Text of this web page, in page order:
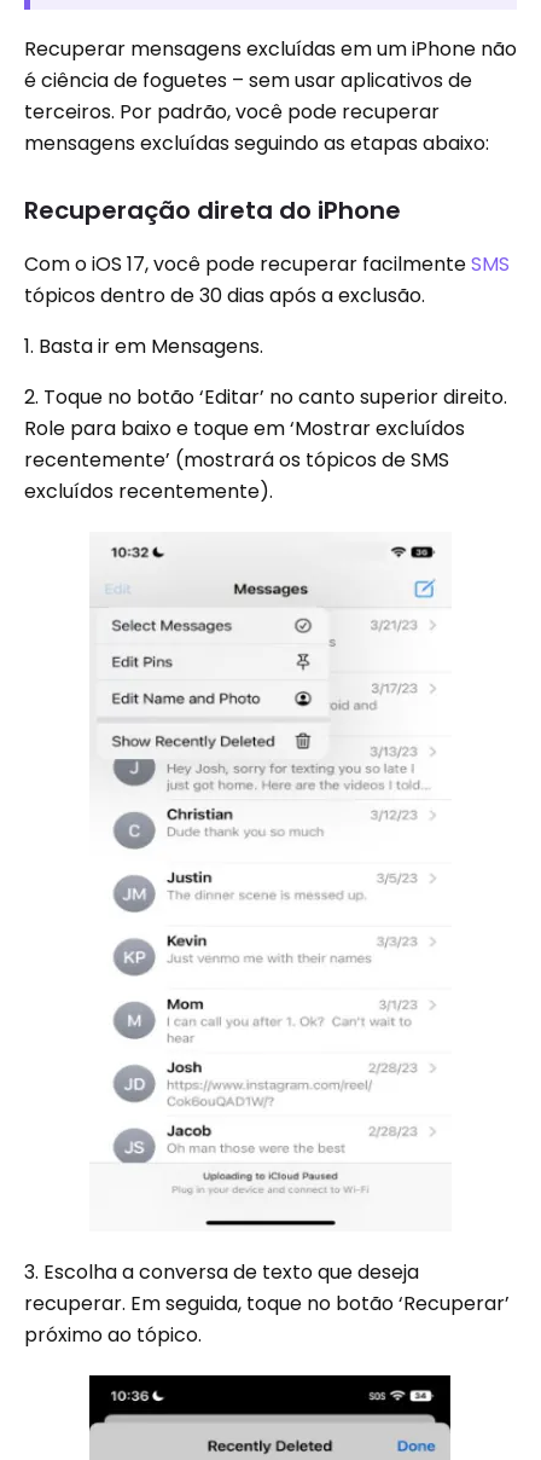
Recuperar mensagens excluídas em um iPhone não
é ciência de foguetes – sem usar aplicativos de
terceiros. Por padrão, você pode recuperar
mensagens excluídas seguindo as etapas abaixo:
Recuperação direta do iPhone
Com o iOS 17, você pode recuperar facilmenteSMS
tópicos dentro de 30 dias após a exclusão.
1. Basta ir em Mensagens.
2. Toque no botão ‘Editar’ no canto superior direito.
Role para baixo e toque em ‘Mostrar excluídos
recentemente’ (mostrará os tópicos de SMS
excluídos recentemente).
3. Escolha a conversa de texto que deseja
recuperar. Em seguida, toque no botão ‘Recuperar’
próximo ao tópico.